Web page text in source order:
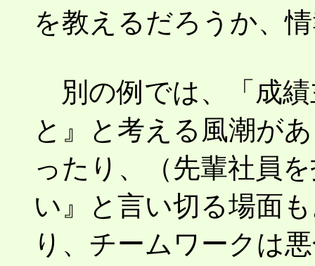
を教えるだろうか、
別の例では、「成
と』と考える風潮が
ったり、（先輩社員
い』と言い切る場面
り、チームワークは